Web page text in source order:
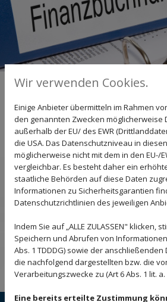
Finanzbuchhaltung
Die Finanzbuchhaltung ist wesentliche
unternehmerische Entscheidungen und
Dienstleistungen.
Diese Aufgabe übernehmen wir für Sie,
für Ihre produktiven Tätigkeiten
Unsere Leistungen im Einzelnen
Anlagenbuchhaltung
Umsatzsteuervoranmeldung
Konsolidierung
Wir verwenden Cookies.
Einige Anbieter übermitteln im Rahmen
den genannten Zwecken möglicherweise
außerhalb der EU/ des EWR
die USA. Das Datenschutzniveau in
möglicherweise nicht mit dem in den EU-/
vergleichbar. Es besteht daher ein
staatliche Behörden auf diese Daten
Informationen zu Sicherheitsgarantien
Datenschutzrichtlinien des jeweiligen
Indem Sie auf „ALLE ZULASSEN" klicken,
Speichern und Abrufen von
Abs. 1 TDDDG) sowie der
die nachfolgend dargestellten bzw. die
Verarbeitungszwecke zu (Art 6 Abs. 1 lit. a.
Eine bereits erteilte Zustimmung